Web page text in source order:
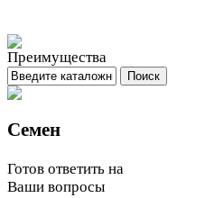
Семен
Готов ответить на
Ваши вопросы